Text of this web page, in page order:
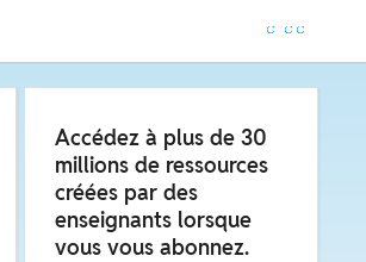
Accédez à plus de 30
millions de ressources
créées par des
enseignants lorsque
vous vous abonnez.